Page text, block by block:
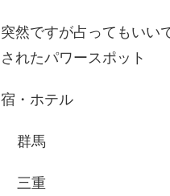
突然ですが占ってもいい
されたパワースポット
宿・ホテル
群馬
三重